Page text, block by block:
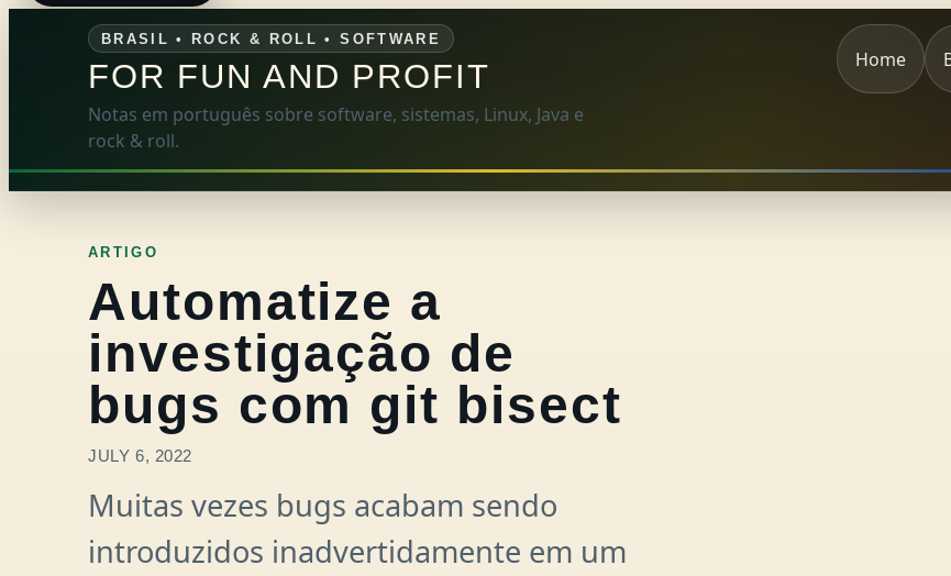
BRASIL • ROCK & ROLL • SOFTWARE
FOR FUN AND PROFIT
Notas em português sobre software, sistemas, Linux, Java e
rock & roll.
Home
ARTIGO
Automatize a
investigação de
bugs com git bisect
JULY 6, 2022
Muitas vezes bugs acabam sendo
introduzidos inadvertidamente em um